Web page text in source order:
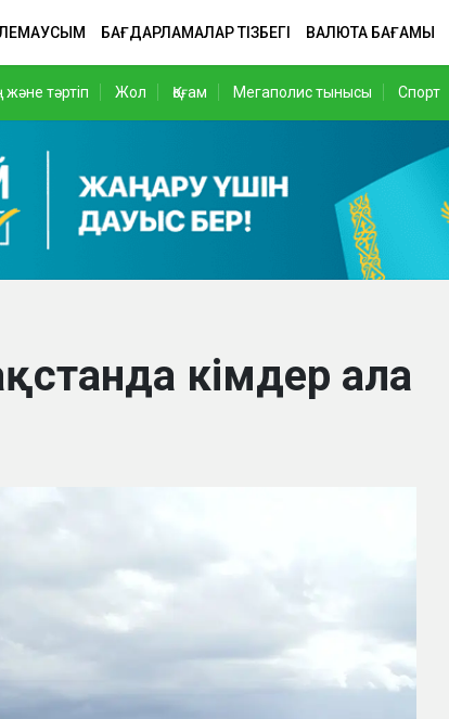
БАҒДАРЛАМАЛАР ТІЗБЕГІ ВАЛЮТА БАҒАМЫ
және тәртіп Жол Қоғам Мегаполис тынысы Спорт
кімдер ала